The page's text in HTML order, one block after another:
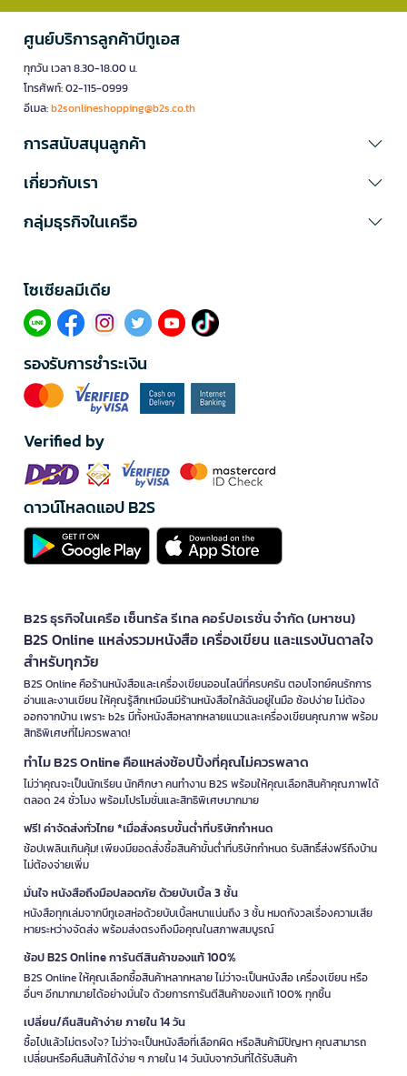
ศูนย์บริการลูกค้าบีทูเอส
ทุกวัน เวลา 8.30-18.00 น.
โทรศัพท์: 02-115-0999
อีเมล:b2sonlineshopping@b2s.co.th
การสนับสนุนลูกค้า
เกี่ยวกับเรา
กลุ่มธุรกิจในเครือ
โซเซียลมีเดีย​
รองรับการชำระเงิน
Verified by
ดาวน์โหลดแอป B2S
B2S ธุรกิจในเครือ เซ็นทรัล รีเทล คอร์ปอเรชั่น จำกัด (มหาชน)
B2S Online แหล่งรวมหนังสือ เครื่องเขียน และแรงบันดาลใจ
สำหรับทุกวัย
B2S Online คือร้านหนังสือและเครื่องเขียนออนไลน์ที่ครบครัน ตอบโจทย์คนรักการ
อ่านและงานเขียน ให้คุณรู้สึกเหมือนมีร้านหนังสือใกล้ฉันอยู่ในมือ ช้อปง่าย ไม่ต้อง
ออกจากบ้าน เพราะ b2s มีทั้งหนังสือหลากหลายแนวและเครื่องเขียนคุณภาพ พร้อม
สิทธิพิเศษที่ไม่ควรพลาด!
ทำไม B2S Online คือแหล่งช้อปปิ้งที่คุณไม่ควรพลาด
ไม่ว่าคุณจะเป็นนักเรียน นักศึกษา คนทำงาน B2S พร้อมให้คุณเลือกสินค้าคุณภาพได้
ตลอด 24 ชั่วโมง พร้อมโปรโมชั่นและสิทธิพิเศษมากมาย
ฟรี! ค่าจัดส่งทั่วไทย *เมื่อสั่งครบขั้นต่ำที่บริษัทกำหนด
ช้อปเพลินเกินคุ้ม! เพียงมียอดสั่งซื้อสินค้าขั้นต่ำที่บริษัทกำหนด รับสิทธิ์ส่งฟรีถึงบ้าน
ไม่ต้องจ่ายเพิ่ม
มั่นใจ หนังสือถึงมือปลอดภัย ด้วยบับเบิ้ล 3 ชั้น
หนังสือทุกเล่มจากบีทูเอสห่อด้วยบับเบิ้ลหนาแน่นถึง 3 ชั้น หมดกังวลเรื่องความเสีย
หายระหว่างจัดส่ง พร้อมส่งตรงถึงมือคุณในสภาพสมบูรณ์
ช้อป B2S Online การันตีสินค้าของแท้ 100%
B2S Online ให้คุณเลือกซื้อสินค้าหลากหลาย ไม่ว่าจะเป็นหนังสือ เครื่องเขียน หรือ
อื่นๆ อีกมากมายได้อย่างมั่นใจ ด้วยการการันตีสินค้าของแท้ 100% ทุกชิ้น
เปลี่ยน/คืนสินค้าง่าย ภายใน 14 วัน
ซื้อไปแล้วไม่ตรงใจ? ไม่ว่าจะเป็นหนังสือที่เลือกผิด หรือสินค้ามีปัญหา คุณสามารถ
เปลี่ยนหรือคืนสินค้าได้ง่าย ๆ ภายใน 14 วันนับจากวันที่ได้รับสินค้า